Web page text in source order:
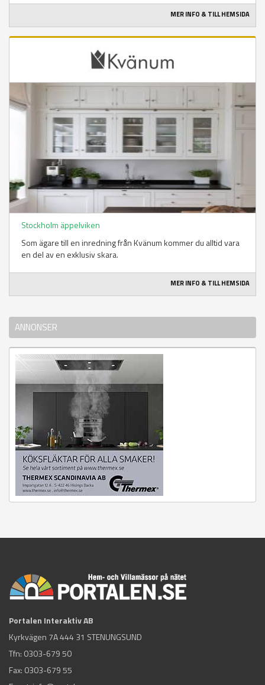
MER INFO & TILL HEMSIDA
Stockholm äppelviken
Som ägare till en inredning från Kvänum kommer du alltid vara
en del av en exklusiv skara.
MER INFO & TILL HEMSIDA
ANNONSER
Portalen Interaktiv AB
Kyrkvägen 7A 444 31 STENUNGSUND
Tfn: 0303-679 50
Fax: 0303-679 55